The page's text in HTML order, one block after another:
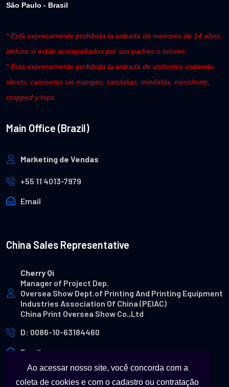
São Paulo - Brasil
* Está expresamente prohibida la entrada de menores de 14 años,
incluso si están acompañados por sus padres o tutores.
* Está expresamente prohibida la entrada de visitantes vistiendo
shorts, camisetas sin mangas, sandalias, minifalda, minishorts,
cropped y tops.
Main Office (Brazil)
Marketing de Vendas
+55 11 4013-7979
Email
China Sales Representative
Cherry Qi
Manager of Project Dep.
Oversea Show Dept.of Printing And Printing Equipment
Industries Association Of China (PEIAC)
China Print Oversea Show Co.,Ltd
D: 0086-10-63184460
Email
Ao acessar nosso site, você concorda com a
coleta de cookies e com o cadastro ou contratação